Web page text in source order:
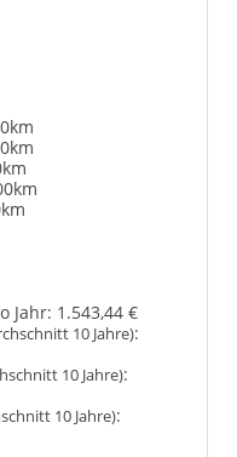
Jahr: 1.543,44 €
10 Jahre):
10 Jahre):
10 Jahre):